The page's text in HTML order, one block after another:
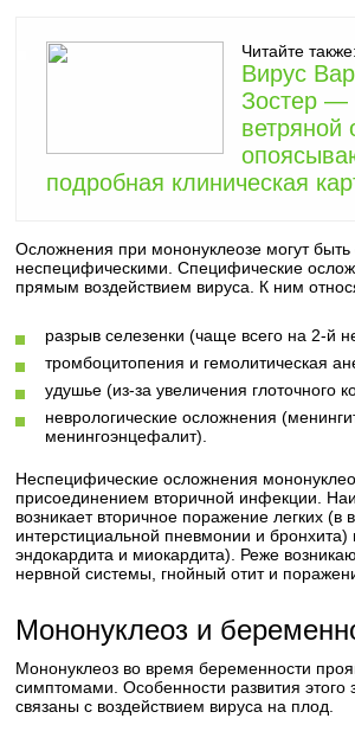
Читайте также:
Вирус
Зостер —
ветряной
подробная клиническая
Осложнения при мононуклеозе могут
неспецифическими. Специфические
прямым воздействием вируса. К ним
разрыв селезенки (чаще всего на 2-й
тромбоцитопения и гемолитическая
удушье (из-за увеличения глоточного
неврологические осложнения
менингоэнцефалит).
Неспецифические осложнения
присоединением вторичной инфекции.
возникает вторичное поражение легких (в
интерстициальной пневмонии и бронхита)
эндокардита и миокардита). Реже
нервной системы, гнойный отит и
Мононуклеоз и
Мононуклеоз во время беременности
симптомами. Особенности развития этого
связаны с воздействием вируса на плод.